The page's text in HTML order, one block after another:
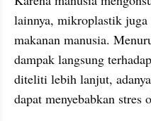
lainnya, mikroplastik juga
makanan manusia.
dampak langsung
diteliti lebih lanjut,
dapat menyebabkan